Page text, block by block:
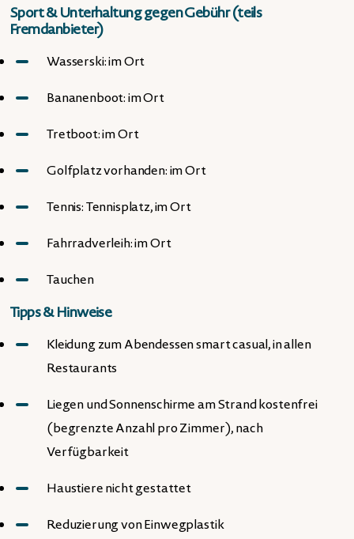
Sport & Unterhaltung gegen Gebühr (teils
Fremdanbieter)
Wasserski: im Ort
Bananenboot: im Ort
Tretboot: im Ort
Golfplatz vorhanden: im Ort
Tennis: Tennisplatz, im Ort
Fahrradverleih: im Ort
Tauchen
Tipps & Hinweise
Kleidung zum Abendessen smart casual, in allen
Restaurants
Liegen und Sonnenschirme am Strand kostenfrei
(begrenzte Anzahl pro Zimmer), nach
Verfügbarkeit
Haustiere nicht gestattet
Reduzierung von Einwegplastik